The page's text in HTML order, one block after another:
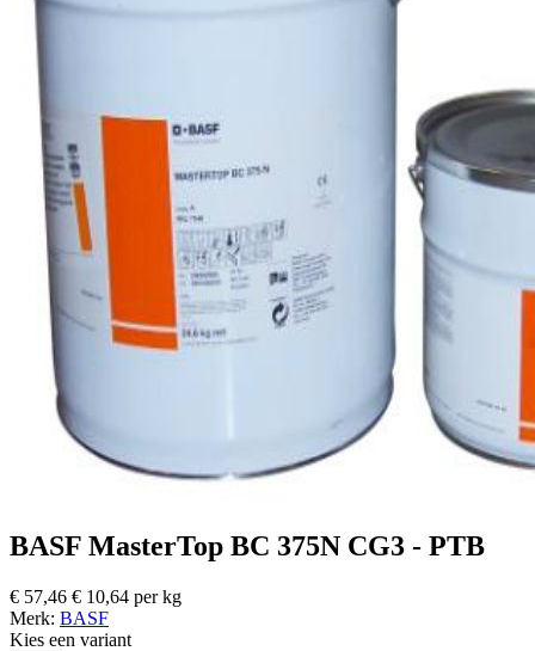
BASF MasterTop BC 375N CG3 - PTB
€ 57,46 € 10,64 per kg
Merk: BASF
Kies een variant